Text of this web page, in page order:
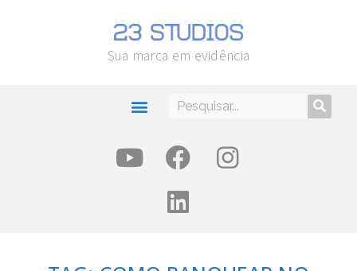
Sua marca em evidência